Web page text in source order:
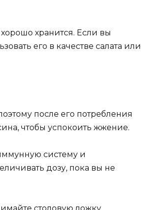
хранится. Если вы
его в качестве салата или
после его потребления
чтобы успокоить жжение.
систему и
дозу, пока вы не